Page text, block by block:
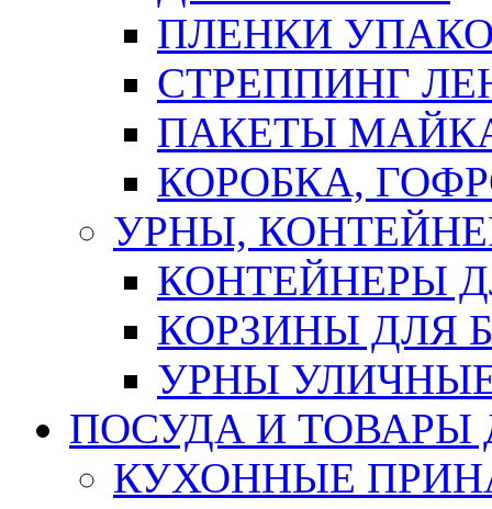
ПЛЕНКИ
СТРЕППИНГ
ПАКЕТЫ
КОРОБКА,
УРНЫ,
КОНТЕЙНЕРЫ
КОРЗИНЫ ДЛЯ
УРНЫ
ПОСУДА И ТОВАРЫ
КУХОННЫЕ